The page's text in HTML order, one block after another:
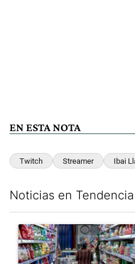
EN ESTA NOTA
Twitch Streamer Ibai
Noticias en Tendencia
Un artículo de tendencia con